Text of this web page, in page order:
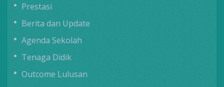
Prestasi
Berita dan Update
Agenda Sekolah
Tenaga Didik
Outcome Lulusan